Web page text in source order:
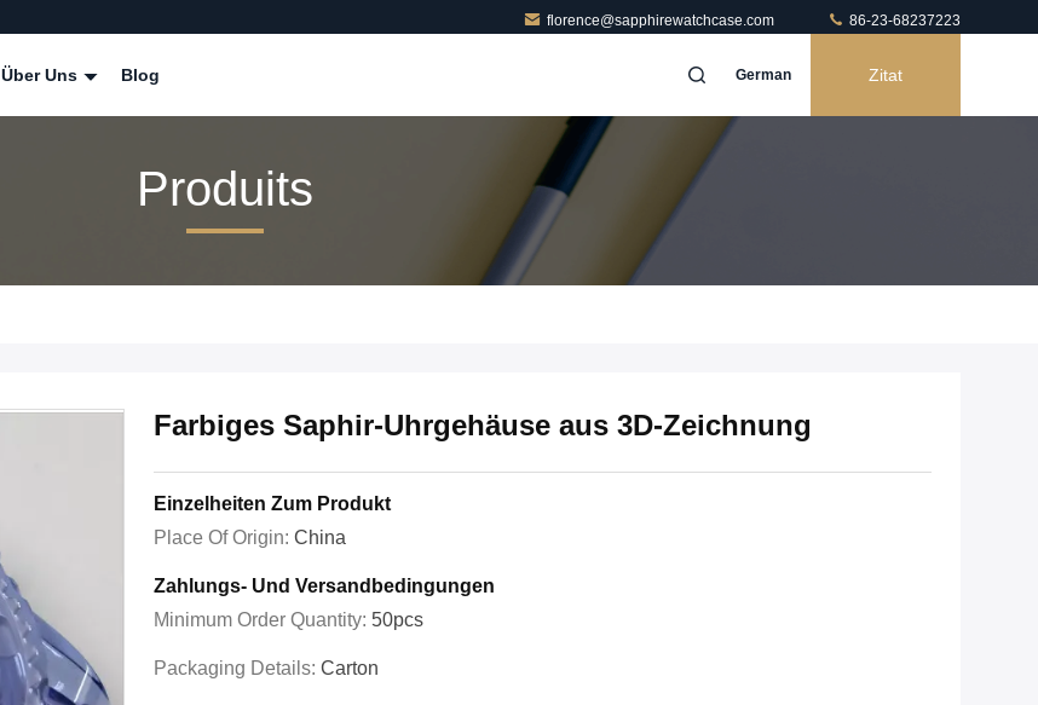
florence@sapphirewatchcase.com 86-23-68237223
Über Uns Blog German Zitat
Produits
Farbiges Saphir-Uhrgehäuse aus 3D-Zeichnung
Einzelheiten Zum Produkt
Place Of Origin: China
Zahlungs- Und Versandbedingungen
Minimum Order Quantity: 50pcs
Packaging Details: Carton